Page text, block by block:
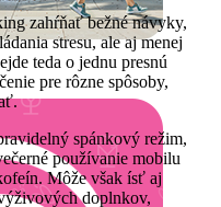
zahŕňať bežné návyky,
stresu, ale aj menej
teda o jednu presnú
pre rôzne spôsoby,
spánkový režim,
používanie mobilu
Môže však ísť aj
doplnkov,